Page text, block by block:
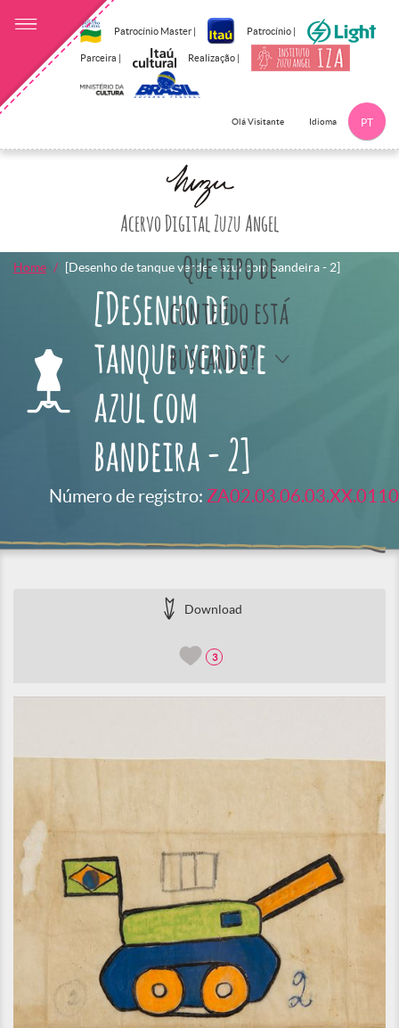
Patrocínio Master | Patrocínio |
Parceira | Realização |
Olá Visitante Idioma PT
Acervo Digital Zuzu Angel
Que tipo de
conteúdo está
buscando?
Home [Desenho de tanque verde e azul com bandeira - 2]
[Desenho de
tanque verde e
azul com
bandeira - 2]
Número de registro: ZA02.03.06.03.XX.0110
Download
3